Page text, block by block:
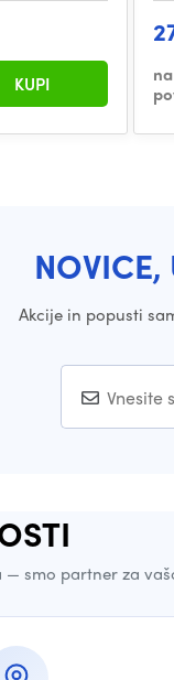
KUPI
na
NOVICE,
Akcije in popusti
— smo partner za